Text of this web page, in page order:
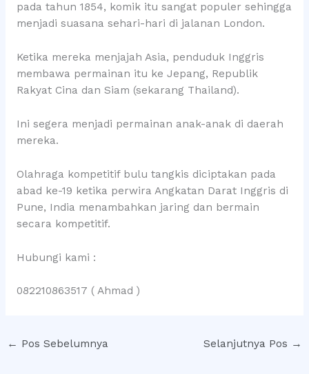
pada tahun 1854, komik itu sangat populer sehingga
menjadi suasana sehari-hari di jalanan London.
Ketika mereka menjajah Asia, penduduk Inggris
membawa permainan itu ke Jepang, Republik
Rakyat Cina dan Siam (sekarang Thailand).
Ini segera menjadi permainan anak-anak di daerah
mereka.
Olahraga kompetitif bulu tangkis diciptakan pada
abad ke-19 ketika perwira Angkatan Darat Inggris di
Pune, India menambahkan jaring dan bermain
secara kompetitif.
Hubungi kami :
082210863517 ( Ahmad )
← Pos Sebelumnya Selanjutnya Pos →